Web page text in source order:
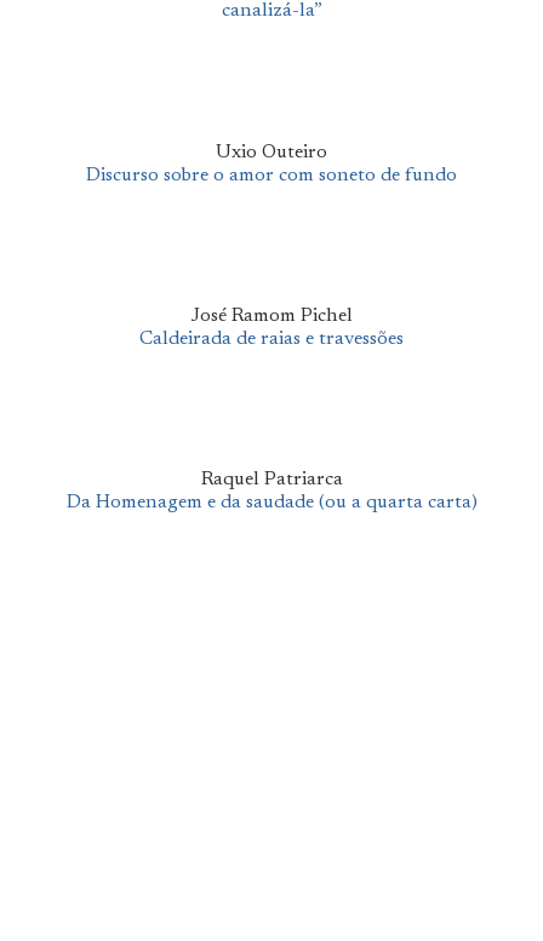
canalizá-la”
Uxio Outeiro
Discurso sobre o amor com soneto de fundo
José Ramom Pichel
Caldeirada de raias e travessões
Raquel Patriarca
Da Homenagem e da saudade (ou a quarta carta)